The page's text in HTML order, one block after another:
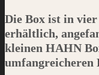
Die Box ist in vier
erhältlich,
kleinen HAHN
umfangreicheren